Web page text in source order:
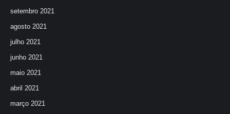
setembro 2021
agosto 2021
julho 2021
junho 2021
maio 2021
abril 2021
março 2021